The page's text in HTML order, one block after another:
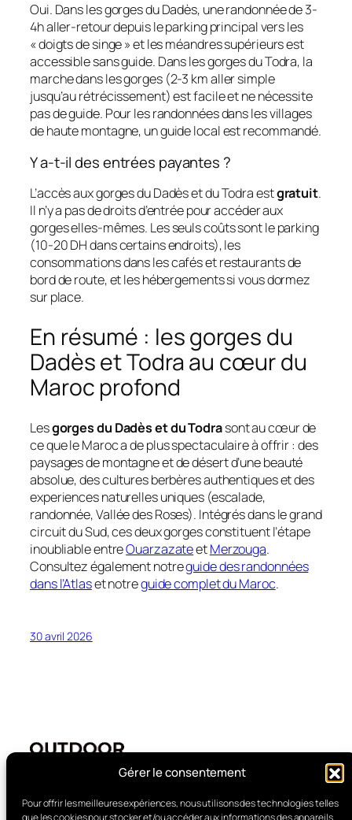
Gérer le consentement
Pour offrir les meilleures expériences, nous utilisons des technologies telles
que les cookies pour stocker et/ou accéder aux informations des appareils.
Oui. Dans les gorges du Dadès, une randonnée de 3-
4h aller-retour depuis le parking principal vers les
« doigts de singe » et les méandres supérieurs est
accessible sans guide. Dans les gorges du Todra, la
marche dans les gorges (2-3 km aller simple
jusqu’au rétrécissement) est facile et ne nécessite
pas de guide. Pour les randonnées dans les villages
de haute montagne, un guide local est recommandé.
Y a-t-il des entrées payantes ?
L’accès aux gorges du Dadès et du Todra estgratuit.
Il n’y a pas de droits d’entrée pour accéder aux
gorges elles-mêmes. Les seuls coûts sont le parking
(10-20 DH dans certains endroits), les
consommations dans les cafés et restaurants de
bord de route, et les hébergements si vous dormez
sur place.
En résumé : les gorges du
Dadès et Todra au cœur du
Maroc profond
Lesgorges du Dadès et du Todrasont au cœur de
ce que le Maroc a de plus spectaculaire à offrir : des
paysages de montagne et de désert d’une beauté
absolue, des cultures berbères authentiques et des
experiences naturelles uniques (escalade,
randonnée, Vallée des Roses). Intégrés dans le grand
circuit du Sud, ces deux gorges constituent l’étape
inoubliable entreOuarzazateetMerzouga.
Consultez également notreguide des randonnées
dans l’Atlaset notreguide complet du Maroc.
30 avril 2026
Blog de voyage Maroc